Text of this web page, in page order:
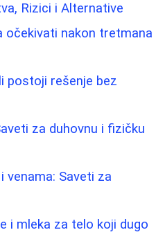
Rizici i Alternative
očekivati nakon tretmana
postoji rešenje bez
za duhovnu i fizičku
venama: Saveti za
i mleka za telo koji dugo